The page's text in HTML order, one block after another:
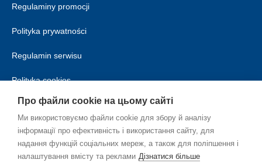
Regulaminy promocji
Polityka prywatności
Regulamin serwisu
Polityka cookies
Про файли cookie на цьому сайті
Ми використовуємо файли cookie для збору й аналізу
інформації про ефективність і використання сайту, для
надання функцій соціальних мереж, а також для поліпшення і
налаштування вмісту та реклами Дізнатися більше